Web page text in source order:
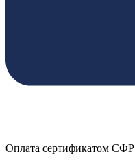
Оплата сертификатом СФР